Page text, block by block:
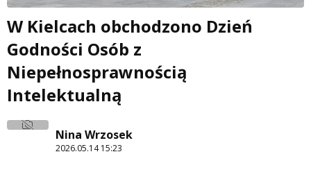
W Kielcach obchodzono Dzień
Godności Osób z
Niepełnosprawnością
Intelektualną
Nina Wrzosek
2026.05.14 15:23